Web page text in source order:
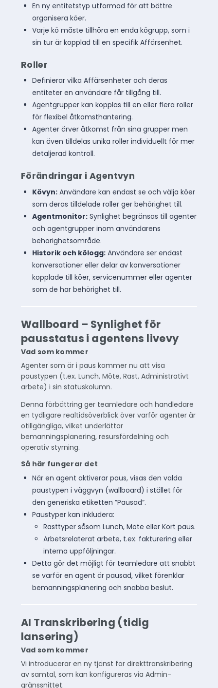
En ny entitetstyp utformad för att bättre
organisera köer.
Varje kö måste tillhöra en enda kögrupp, som i
sin tur är kopplad till en specifik Affärsenhet.
Roller
Definierar vilka Affärsenheter och deras
entiteter en användare får tillgång till.
Agentgrupper kan kopplas till en eller flera roller
för flexibel åtkomsthantering.
Agenter ärver åtkomst från sina grupper men
kan även tilldelas unika roller individuellt för mer
detaljerad kontroll.
Förändringar i Agentvyn
Kövyn: Användare kan endast se och välja köer
som deras tilldelade roller ger behörighet till.
Agentmonitor: Synlighet begränsas till agenter
och agentgrupper inom användarens
behörighetsområde.
Historik och kölogg: Användare ser endast
konversationer eller delar av konversationer
kopplade till köer, servicenummer eller agenter
som de har behörighet till.
Wallboard – Synlighet för
pausstatus i agentens livevy
Vad som kommer
Agenter som är i paus kommer nu att visa
paustypen (t.ex. Lunch, Möte, Rast, Administrativt
arbete) i sin statuskolumn.
Denna förbättring ger teamledare och handledare
en tydligare realtidsöverblick över varför agenter är
otillgängliga, vilket underlättar
bemanningsplanering, resursfördelning och
operativ styrning.
Så här fungerar det
När en agent aktiverar paus, visas den valda
paustypen i väggvyn (wallboard) i stället för
den generiska etiketten ”Pausad”.
Paustyper kan inkludera:
Rasttyper såsom Lunch, Möte eller Kort paus.
Arbetsrelaterat arbete, t.ex. fakturering eller
interna uppföljningar.
Detta gör det möjligt för teamledare att snabbt
se varför en agent är pausad, vilket förenklar
bemanningsplanering och snabba beslut.
AI Transkribering (tidig
lansering)
Vad som kommer
Vi introducerar en ny tjänst för direkttranskribering
av samtal, som kan konfigureras via Admin-
gränssnittet.